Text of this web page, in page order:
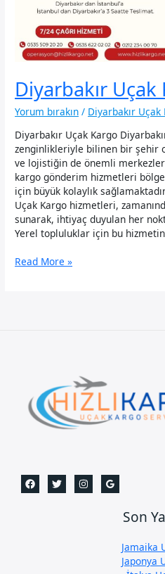
Diyarbakır Uçak
Yorum bırakın / Diyarbakır Uçak
Diyarbakır Uçak Kargo
zenginlikleriyle bilinen bir şehir
ve lojistiğin de önemli
kargo gönderim hizmetleri
için büyük kolaylık
Uçak Kargo hizmetleri,
sunarak, ihtiyaç duyulan her
Yerel topluluklar için bu
Diyarbakır
Read More »
Son
Jamaika
Japonya